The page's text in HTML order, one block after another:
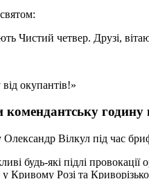
Чистий четвер. Друзі,
окупантів!»
годину
Олександр Вілкул під час
будь-які підлі
Розі та